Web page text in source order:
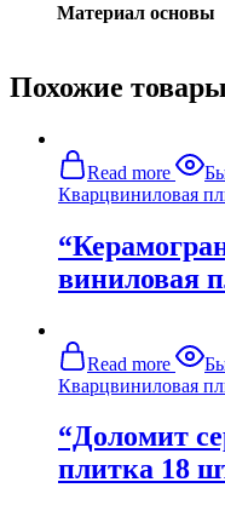
Материал основы
Похожие товары
Read more
Кварцвиниловая
виниловая
Read more
Кварцвиниловая
“Доломит
плитка 18